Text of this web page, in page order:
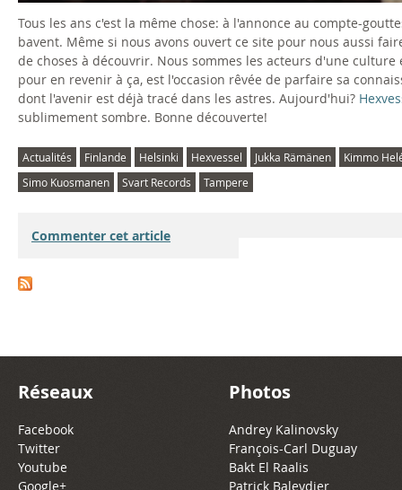
o
d
s
T
o
o
n
u
r
e
-
Tous les ans c'est la même chose: à l'annonce au compte-
bavent. Même si nous avons ouvert ce site pour nous aussi
de choses à découvrir. Nous sommes les acteurs d'une
pour en revenir à ça, est l'occasion rêvée de parfaire sa
dont l'avenir est déjà tracé dans les astres. Aujourd'hui?
sublimement sombre. Bonne découverte!
Actualités Finlande Helsinki Hexvessel Jukka Rämänen
Kimmo
Simo Kuosmanen
Svart Records Tampere
Commenter cet article
Réseaux
Facebook
Twitter
Youtube
Google+
Photos
Andrey Kalinovsky
François-Carl Duguay
Bakt El Raalis
Patrick Baleydier